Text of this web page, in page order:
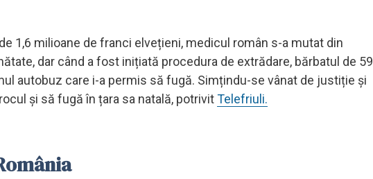
1,6 milioane de franci elvețieni, medicul român s-a mutat din
dar când a fost inițiată procedura de extrădare, bărbatul de 59
autobuz care i-a permis să fugă. Simțindu-se vânat de justiție și
și să fugă în țara sa natală, potrivitTelefriuli.